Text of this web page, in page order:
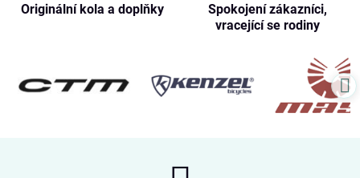
Originální kola a doplňky
Spokojení zákazníci,
vracející se rodiny